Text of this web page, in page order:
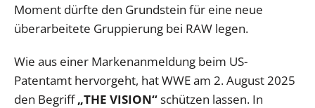
Moment dürfte den Grundstein für eine neue
überarbeitete Gruppierung bei RAW legen.
Wie aus einer Markenanmeldung beim US-
Patentamt hervorgeht, hat WWE am 2. August 2025
den Begriff„THE VISION“schützen lassen. In